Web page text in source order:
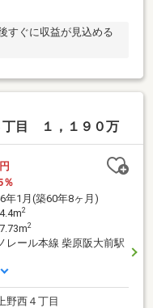
すぐに収益が見込める
目 １，１９０万
％
年1月(築60年8ヶ月)
2
2
レール本線 柴原阪大前駅
野西４丁目